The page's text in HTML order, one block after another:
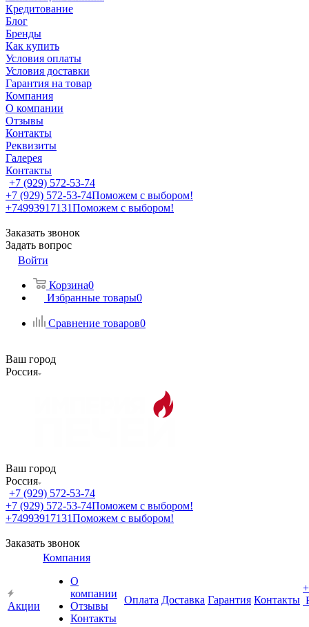
Кредитование
Блог
Бренды
Как купить
Условия оплаты
Условия доставки
Гарантия на товар
Компания
О компании
Отзывы
Контакты
Реквизиты
Галерея
Контакты
+7 (929) 572-53-74
+7 (929) 572-53-74Поможем с выбором!
+74993917131Поможем с выбором!
Заказать звонок
Задать вопрос
Войти
Корзина0
Избранные товары0
Сравнение товаров0
Ваш город
Россия
Ваш город
Россия
+7 (929) 572-53-74
+7 (929) 572-53-74Поможем с выбором!
+74993917131Поможем с выбором!
Заказать звонок
Акции
Компания
О
компании
Отзывы
Контакты
Оплата Доставка Гарантия Контакты
+